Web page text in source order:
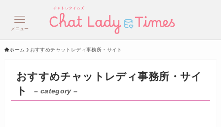
メニュー
ホーム おすすめチャットレディ事務所・サイト
おすすめチャットレディ事務所・サイ
ト
– category –